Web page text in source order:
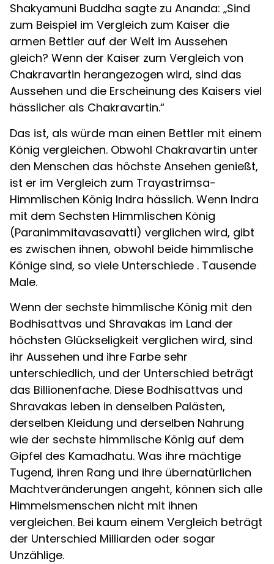
Shakyamuni Buddha sagte zu Ananda: „Sind
zum Beispiel im Vergleich zum Kaiser die
armen Bettler auf der Welt im Aussehen
gleich? Wenn der Kaiser zum Vergleich von
Chakravartin herangezogen wird, sind das
Aussehen und die Erscheinung des Kaisers viel
hässlicher als Chakravartin.“
Das ist, als würde man einen Bettler mit einem
König vergleichen. Obwohl Chakravartin unter
den Menschen das höchste Ansehen genießt,
ist er im Vergleich zum Trayastrimsa-
Himmlischen König Indra hässlich. Wenn Indra
mit dem Sechsten Himmlischen König
(Paranimmitavasavatti) verglichen wird, gibt
es zwischen ihnen, obwohl beide himmlische
Könige sind, so viele Unterschiede . Tausende
Male.
Wenn der sechste himmlische König mit den
Bodhisattvas und Shravakas im Land der
höchsten Glückseligkeit verglichen wird, sind
ihr Aussehen und ihre Farbe sehr
unterschiedlich, und der Unterschied beträgt
das Billionenfache. Diese Bodhisattvas und
Shravakas leben in denselben Palästen,
derselben Kleidung und derselben Nahrung
wie der sechste himmlische König auf dem
Gipfel des Kamadhatu. Was ihre mächtige
Tugend, ihren Rang und ihre übernatürlichen
Machtveränderungen angeht, können sich alle
Himmelsmenschen nicht mit ihnen
vergleichen. Bei kaum einem Vergleich beträgt
der Unterschied Milliarden oder sogar
Unzählige.